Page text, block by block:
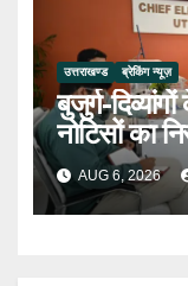
उत्तराखण्ड ब्रेकिंग न्यूज़
बुजुर्ग-
नोटिसों का
AUG 6, 2026